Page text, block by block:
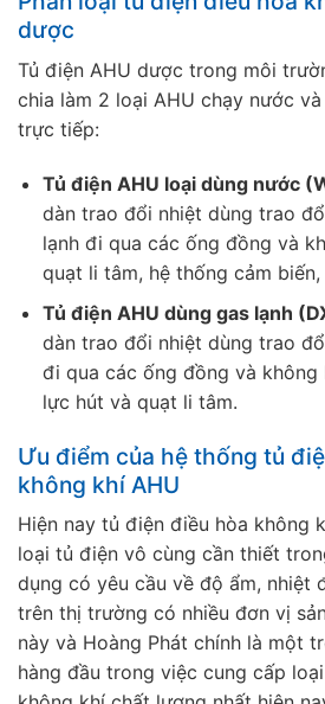
dược
Tủ điện AHU dược trong môi
chia làm 2 loại AHU chạy nước
trực tiếp:
Tủ điện AHU loại dùng nước
dàn trao đổi nhiệt dùng trao
lạnh đi qua các ống đồng và
quạt li tâm, hệ thống cảm
Tủ điện AHU dùng gas lạnh
dàn trao đổi nhiệt dùng trao
đi qua các ống đồng và không
lực hút và quạt li tâm.
Ưu điểm của hệ thống tủ
không khí AHU
Hiện nay tủ điện điều hòa không
loại tủ điện vô cùng cần thiết
dụng có yêu cầu về độ ẩm, nhiệt
trên thị trường có nhiều đơn vị
này và Hoàng Phát chính là một
hàng đầu trong việc cung cấp